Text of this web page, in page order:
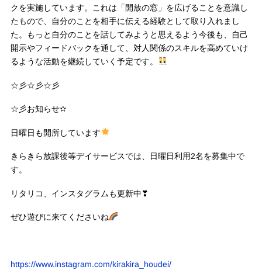
クを実施しています。これは「開放の窓」を広げることを意識し
たもので、自分のことを相手に伝える経験として取り入れまし
た。もっと自分のことを話してみようと思えるよう今後も、自己
開示やフィードバックを通して、対人関係のスキルを高めていけ
るような活動を継続していく予定です。
☆彡☆彡☆彡
☆彡お知らせ✫
日曜日も開所しています
きらきら放課後等デイサービスでは、日曜日利用2名を募集中で
す。
リタリコ、インスタグラムも更新中❣
ぜひ遊びに来てくださいね
https://www.instagram.com/kirakira_houdei/